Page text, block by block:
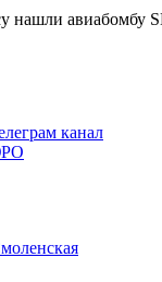
нашли
канал